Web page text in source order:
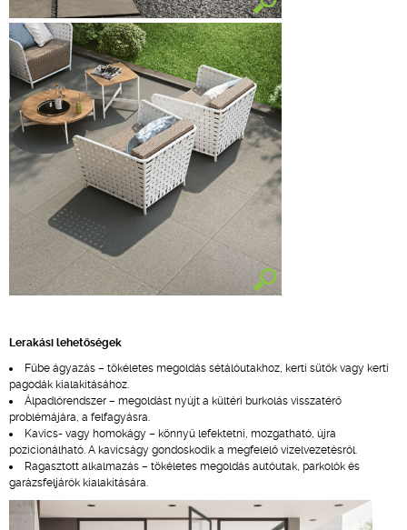
Lerakási lehetőségek
Fűbe ágyazás – tökéletes megoldás sétálóutakhoz, kerti sütők vagy kerti
pagodák kialakításához.
Álpadlórendszer – megoldást nyújt a kültéri burkolás visszatérő
problémájára, a felfagyásra.
Kavics- vagy homokágy – könnyű lefektetni, mozgatható, újra
pozícionálható. A kavicságy gondoskodik a megfelelő vízelvezetésről.
Ragasztott alkalmazás – tökéletes megoldás autóutak, parkolók és
garázsfeljárók kialakítására.